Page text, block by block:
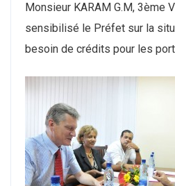
Monsieur KARAM G.M, 3ème
sensibilisé le Préfet sur la
besoin de crédits pour les